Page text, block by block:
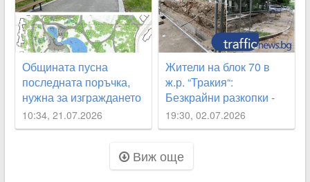
Общината пусна
последната поръчка,
нужна за изграждането
на парка „Кан Крум“
10:34, 21.07.2026
Жители на блок 70 в
ж.р. “Тракия“:
Безкрайни разкопки -
хоризонт няма
19:30, 02.07.2026
Виж още